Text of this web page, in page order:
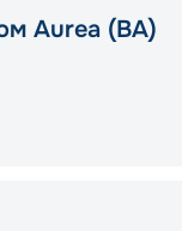
Aurea (BA)